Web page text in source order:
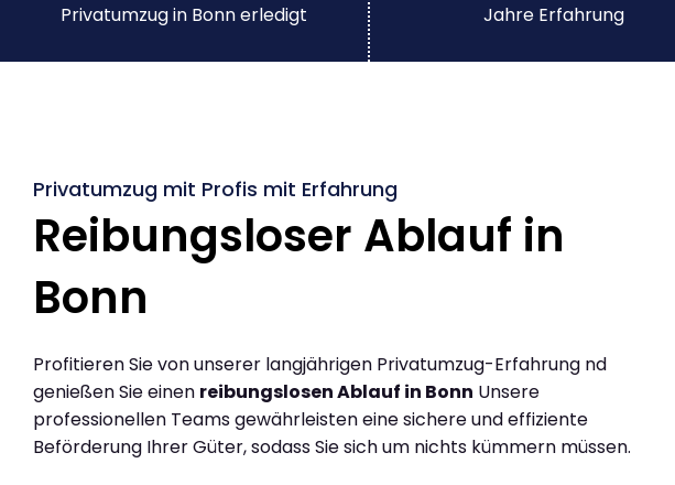
Privatumzug in Bonn erledigt Jahre Erfahrung
Privatumzug mit Profis mit Erfahrung
Reibungsloser Ablauf in
Bonn
Profitieren Sie von unserer langjährigen Privatumzug-Erfahrung nd
genießen Sie einen reibungslosen Ablauf in Bonn Unsere
professionellen Teams gewährleisten eine sichere und effiziente
Beförderung Ihrer Güter, sodass Sie sich um nichts kümmern müssen.